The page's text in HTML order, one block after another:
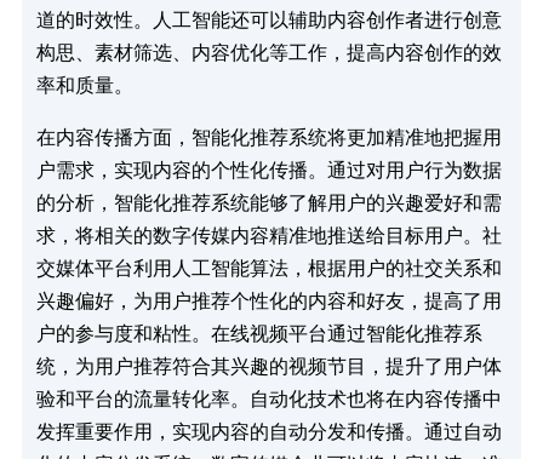
道的时效性。人工智能还可以辅助内容创作者进行创意
构思、素材筛选、内容优化等工作，提高内容创作的效
率和质量。​
在内容传播方面，智能化推荐系统将更加精准地把握用
户需求，实现内容的个性化传播。通过对用户行为数据
的分析，智能化推荐系统能够了解用户的兴趣爱好和需
求，将相关的数字传媒内容精准地推送给目标用户。社
交媒体平台利用人工智能算法，根据用户的社交关系和
兴趣偏好，为用户推荐个性化的内容和好友，提高了用
户的参与度和粘性。在线视频平台通过智能化推荐系
统，为用户推荐符合其兴趣的视频节目，提升了用户体
验和平台的流量转化率。自动化技术也将在内容传播中
发挥重要作用，实现内容的自动分发和传播。通过自动